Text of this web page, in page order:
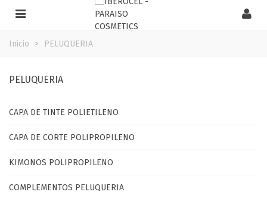
Inicio > PELUQUERIA
PELUQUERIA
CAPA DE TINTE POLIETILENO
CAPA DE CORTE POLIPROPILENO
KIMONOS POLIPROPILENO
COMPLEMENTOS PELUQUERIA